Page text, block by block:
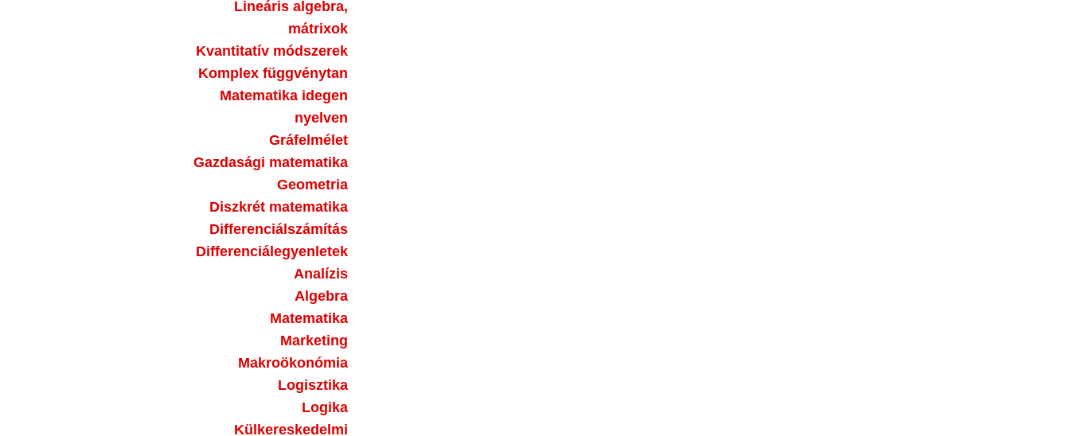
Lineáris algebra,
mátrixok
Kvantitatív módszerek
Komplex függvénytan
Matematika idegen
nyelven
Gráfelmélet
Gazdasági matematika
Geometria
Diszkrét matematika
Differenciálszámítás
Differenciálegyenletek
Analízis
Algebra
Matematika
Marketing
Makroökonómia
Logisztika
Logika
Külkereskedelmi